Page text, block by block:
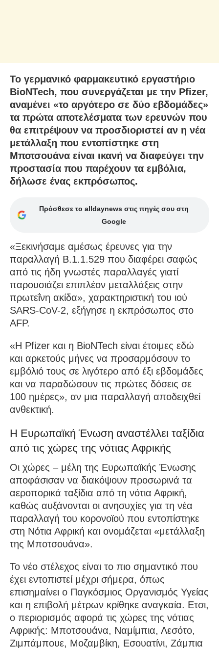
Το γερμανικό φαρμακευτικό εργαστήριο
BioNTech, που συνεργάζεται με την Pfizer,
αναμένει «το αργότερο σε δύο εβδομάδες»
τα πρώτα αποτελέσματα των ερευνών που
θα επιτρέψουν να προσδιοριστεί αν η νέα
μετάλλαξη που εντοπίστηκε στη
Μποτσουάνα είναι ικανή να διαφεύγει την
προστασία που παρέχουν τα εμβόλια,
δήλωσε ένας εκπρόσωπος.
Πρόσθεσε το alldaynews στις πηγές σου στη
Google
«Ξεκινήσαμε αμέσως έρευνες για την
παραλλαγή B.1.1.529 που διαφέρει σαφώς
από τις ήδη γνωστές παραλλαγές γιατί
παρουσιάζει επιπλέον μεταλλάξεις στην
πρωτεΐνη ακίδα», χαρακτηριστική του ιού
SARS-CoV-2, εξήγησε η εκπρόσωπος στο
AFP.
«Η Pfizer και η BioNTech είναι έτοιμες εδώ
και αρκετούς μήνες να προσαρμόσουν το
εμβόλιό τους σε λιγότερο από έξι εβδομάδες
και να παραδώσουν τις πρώτες δόσεις σε
100 ημέρες», αν μια παραλλαγή αποδειχθεί
ανθεκτική.
Η Ευρωπαϊκή Ένωση αναστέλλει ταξίδια
από τις χώρες της νότιας Αφρικής
Οι χώρες – μέλη της Ευρωπαϊκής Ένωσης
αποφάσισαν να διακόψουν προσωρινά τα
αεροπορικά ταξίδια από τη νότια Αφρική,
καθώς αυξάνονται οι ανησυχίες για τη νέα
παραλλαγή του κορονοϊού που εντοπίστηκε
στη Νότια Αφρική και ονομάζεται «μετάλλαξη
της Μποτσουάνα».
Το νέο στέλεχος είναι το πιο σημαντικό που
έχει εντοπιστεί μέχρι σήμερα, όπως
επισημαίνει ο Παγκόσμιος Οργανισμός Υγείας
και η επιβολή μέτρων κρίθηκε αναγκαία. Ετσι,
ο περιορισμός αφορά τις χώρες της νότιας
Αφρικής: Μποτσουάνα, Ναμίμπια, Λεσότο,
Ζιμπάμπουε, Μοζαμβίκη, Εσουατίνι, Ζάμπια